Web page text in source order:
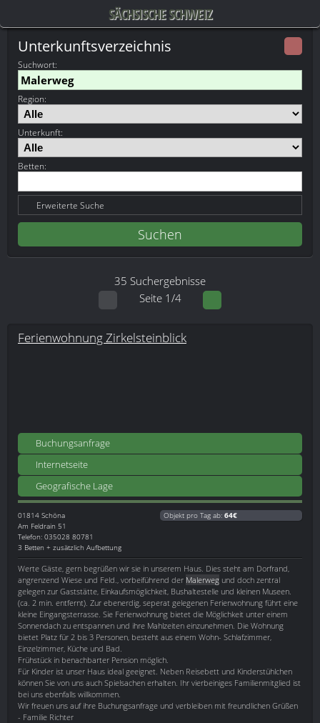
SÄCHSISCHE SCHWEIZ
Unterkunftsverzeichnis
Suchwort:
Region:
Unterkunft:
Betten:
Erweiterte Suche
35 Suchergebnisse
Seite 1/4
Ferienwohnung Zirkelsteinblick
Buchungsanfrage
Internetseite
Geografische Lage
01814 Schöna
Am Feldrain 51
Telefon: 035028 80781
3 Betten + zusätzlich Aufbettung
Objekt pro Tag ab: 64€
Werte Gäste, gern begrüßen wir sie in unserem Haus. Dies steht am Dorfrand,
angrenzend Wiese und Feld., vorbeiführend der Malerweg und doch zentral
gelegen zur Gaststätte, Einkaufsmöglichkeit, Bushaltestelle und kleinen Museen.
(ca. 2 min. entfernt). Zur ebenerdig, seperat gelegenen Ferienwohnung führt eine
kleine Eingangsterrasse. Sie Ferienwohnung bietet die Möglichkeit unter einem
Sonnendach zu entspannen und ihre Mahlzeiten einzunehmen. Die Wohnung
bietet Platz für 2 bis 3 Personen, besteht aus einem Wohn- Schlafzimmer,
Einzelzimmer, Küche und Bad.
Frühstück in benachbarter Pension möglich.
Für Kinder ist unser Haus ideal geeignet. Neben Reisebett und Kinderstühlchen
können Sie von uns auch Spielsachen erhalten. Ihr vierbeiniges Familienmitglied ist
bei uns ebenfalls willkommen.
Wir freuen uns auf ihre Buchungsanfrage und verbleiben mit freundlichen Grüßen
- Familie Richter